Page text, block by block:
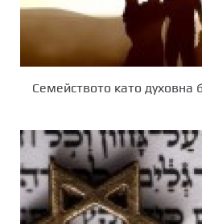
Семейството като духовна